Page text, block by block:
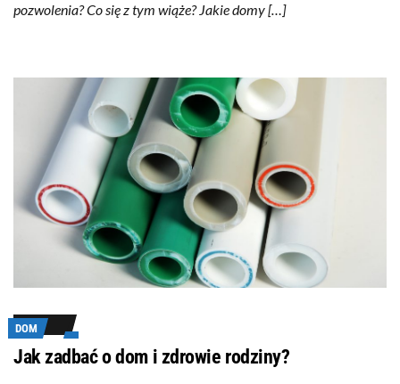
pozwolenia? Co się z tym wiąże? Jakie domy […]
DOM
Jak zadbać o dom i zdrowie rodziny?